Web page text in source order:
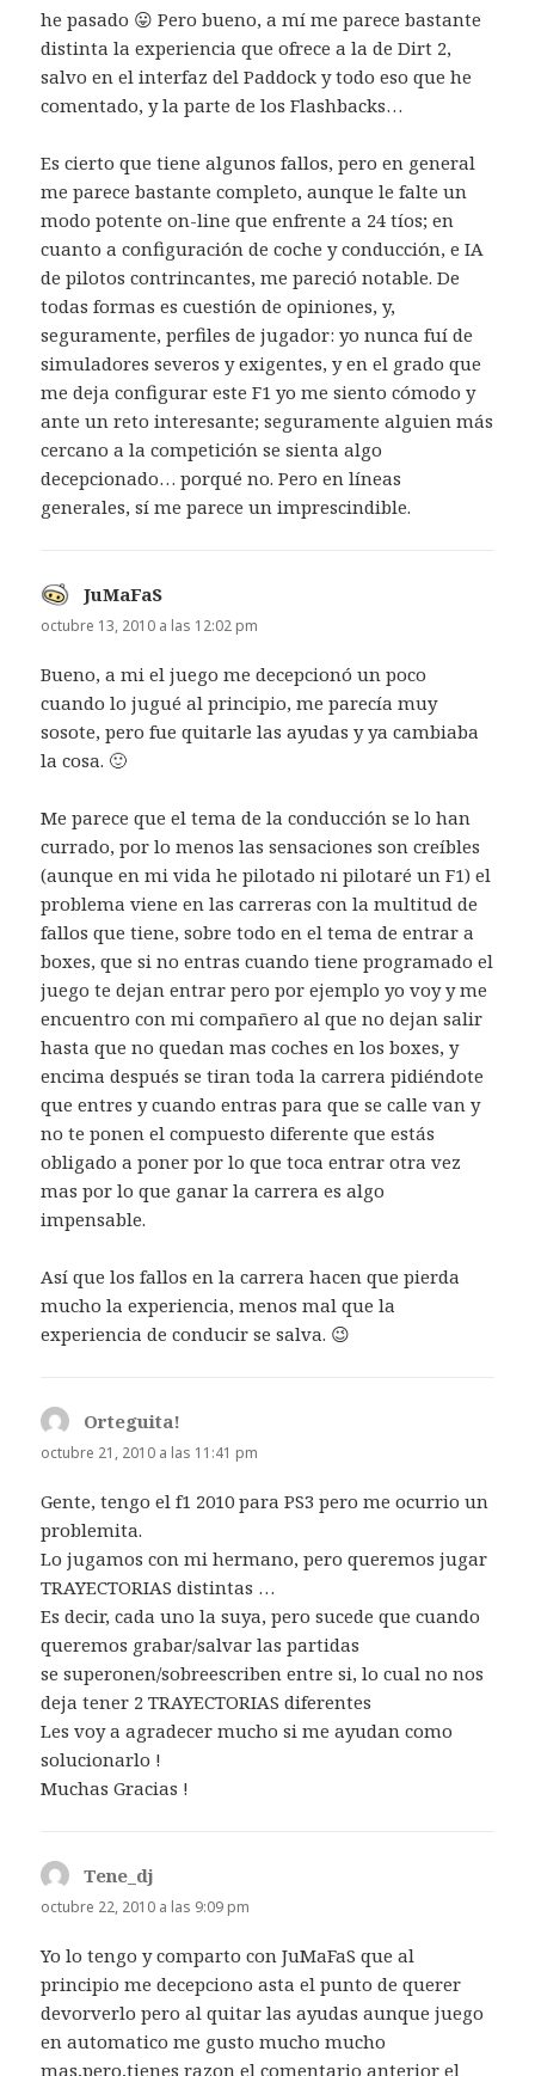
he pasado 😛 Pero bueno, a mí me parece bastante
distinta la experiencia que ofrece a la de Dirt 2,
salvo en el interfaz del Paddock y todo eso que he
comentado, y la parte de los Flashbacks…
Es cierto que tiene algunos fallos, pero en general
me parece bastante completo, aunque le falte un
modo potente on-line que enfrente a 24 tíos; en
cuanto a configuración de coche y conducción, e IA
de pilotos contrincantes, me pareció notable. De
todas formas es cuestión de opiniones, y,
seguramente, perfiles de jugador: yo nunca fuí de
simuladores severos y exigentes, y en el grado que
me deja configurar este F1 yo me siento cómodo y
ante un reto interesante; seguramente alguien más
cercano a la competición se sienta algo
decepcionado… porqué no. Pero en líneas
generales, sí me parece un imprescindible.
JuMaFaS
octubre 13, 2010 a las 12:02 pm
Bueno, a mi el juego me decepcionó un poco
cuando lo jugué al principio, me parecía muy
sosote, pero fue quitarle las ayudas y ya cambiaba
la cosa. 🙂
Me parece que el tema de la conducción se lo han
currado, por lo menos las sensaciones son creíbles
(aunque en mi vida he pilotado ni pilotaré un F1) el
problema viene en las carreras con la multitud de
fallos que tiene, sobre todo en el tema de entrar a
boxes, que si no entras cuando tiene programado el
juego te dejan entrar pero por ejemplo yo voy y me
encuentro con mi compañero al que no dejan salir
hasta que no quedan mas coches en los boxes, y
encima después se tiran toda la carrera pidiéndote
que entres y cuando entras para que se calle van y
no te ponen el compuesto diferente que estás
obligado a poner por lo que toca entrar otra vez
mas por lo que ganar la carrera es algo
impensable.
Así que los fallos en la carrera hacen que pierda
mucho la experiencia, menos mal que la
experiencia de conducir se salva. 😉
Orteguita!
octubre 21, 2010 a las 11:41 pm
Gente, tengo el f1 2010 para PS3 pero me ocurrio un
problemita.
Lo jugamos con mi hermano, pero queremos jugar
TRAYECTORIAS distintas …
Es decir, cada uno la suya, pero sucede que cuando
queremos grabar/salvar las partidas
se superonen/sobreescriben entre si, lo cual no nos
deja tener 2 TRAYECTORIAS diferentes
Les voy a agradecer mucho si me ayudan como
solucionarlo !
Muchas Gracias !
Tene_dj
octubre 22, 2010 a las 9:09 pm
Yo lo tengo y comparto con JuMaFaS que al
principio me decepciono asta el punto de querer
devorverlo pero al quitar las ayudas aunque juego
en automatico me gusto mucho mucho
mas,pero,tienes razon el comentario anterior el